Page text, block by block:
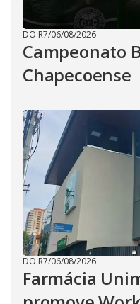
DO R7/06/08/2026
Campeonato
Chapecoense
DO R7/06/08/2026
Farmácia